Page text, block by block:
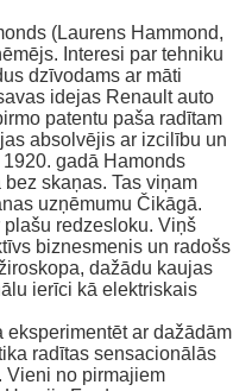
(Laurens Hammond,
Interesi par tehniku
dzīvodams ar māti
idejas Renault auto
patentu paša radītam
absolvējis ar izcilību un
gadā Hamonds
bez skaņas. Tas viņam
uzņēmumu Čikāgā.
redzesloku. Viņš
biznesmenis un radošs
dažādu kaujas
ierīci kā elektriskais
ar dažādām
radītas sensacionālās
Vieni no pirmajiem